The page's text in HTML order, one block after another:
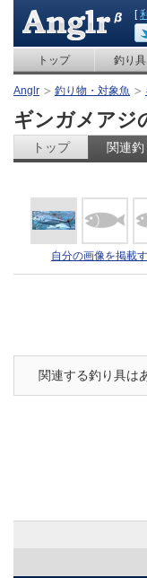
[
トップ 釣り
Anglr 釣り物・対象魚
ギンガメアジ
トップ 関連
自分の画像を掲載
関連する釣り具は